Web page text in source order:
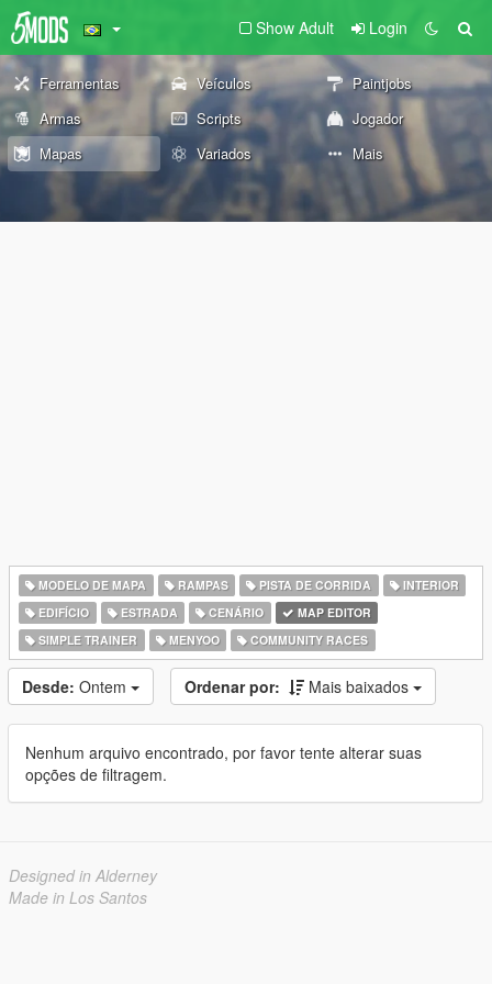
Show Adult Login
Ferramentas Veículos
Paintjobs
Armas
Scripts
Jogador
Mapas
Variados Mais
MODELO DE MAPA RAMPAS PISTA DE CORRIDA
INTERIOR
EDIFÍCIO
ESTRADA CENÁRIO
MAP EDITOR
SIMPLE TRAINER
MENYOO COMMUNITY RACES
Desde: Ontem Ordenar por: Mais baixados
Nenhum arquivo encontrado, por favor tente alterar suas
opções de filtragem.
Designed in Alderney
Made in Los Santos